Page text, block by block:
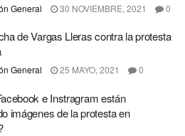
General 30 NOVIEMBRE, 2021 0
de Vargas Lleras contra la protesta
General 25 MAYO, 2021 0
e Instragram están
imágenes de la protesta en